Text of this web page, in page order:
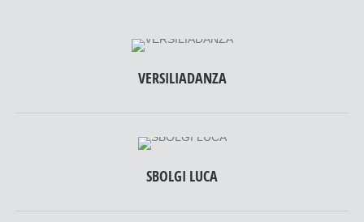
VERSILIADANZA
SBOLGI LUCA